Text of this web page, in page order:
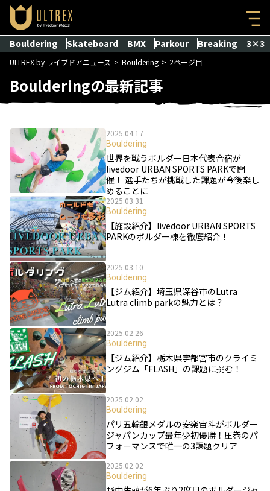
Bouldering Skateboard BMX Parkour Breaking 3×3
ULTREX by ライブドアニュース Bouldering 2ページ目
Boulderingの最新記事
2025.04.17
Bouldering
世界を戦うボルダー日本代表合宿が
livedoor URBAN SPORTS PARKで開
催！ 選手たちが挑戦した課題が今後楽し
めることに
2025.03.31
Bouldering
【施設紹介】livedoor URBAN SPORTS
PARKのボルダー棟を徹底紹介！
2025.03.10
Bouldering
【ジム紹介】埼玉県深谷市のLutra
Lutra climb parkの魅力とは？
2025.02.26
Bouldering
【ジム紹介】栃木県宇都宮市のクライミ
ングジム「FLASH」の課題に挑む！
2025.02.02
Bouldering
パリ五輪銀メダルの安楽宙斗がボルダー
ジャパンカップ最年少初優勝！圧巻のパ
フォーマンスで唯一の3課題クリア
2025.02.02
Bouldering